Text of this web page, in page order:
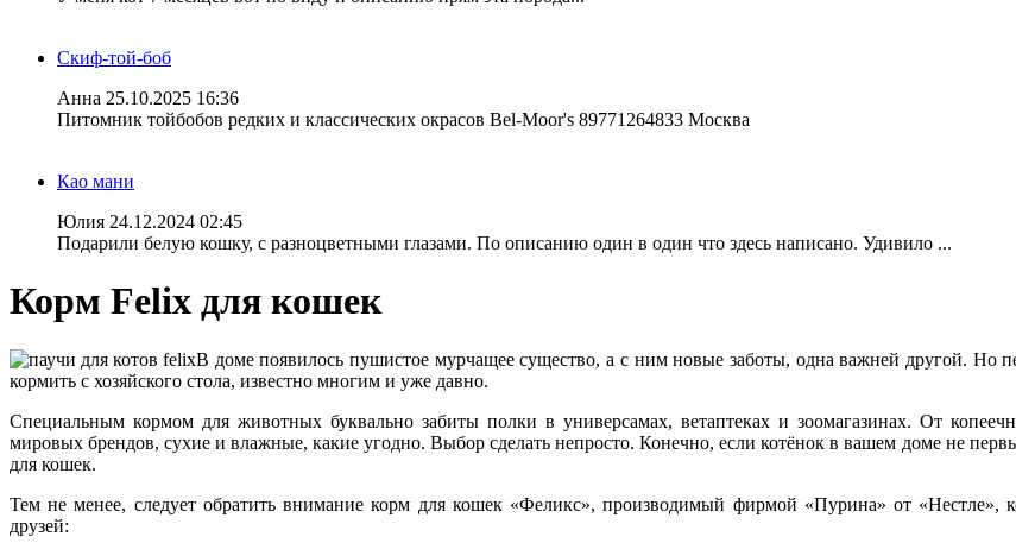
Скиф-той-боб
Анна 25.10.2025 16:36
Питомник тойбобов редких и классических окрасов Bel-Moor's 89771264833 Москва
Као мани
Юлия 24.12.2024 02:45
Подарили белую кошку, с разноцветными глазами. По описанию один в один что здесь написано. Удивило ...
Корм Felix для кошек
В доме появилось пушистое мурчащее существо, а с ним новые заботы, одна важней другой. Но
кормить с хозяйского стола, известно многим и уже давно.
Специальным кормом для животных буквально забиты полки в универсамах, ветаптеках и зоомагазинах. От
мировых брендов, сухие и влажные, какие угодно. Выбор сделать непросто. Конечно, если котёнок в вашем доме не
для кошек.
Тем не менее, следует обратить внимание корм для кошек «Феликс», производимый фирмой «Пурина» от «Нестле»,
друзей: